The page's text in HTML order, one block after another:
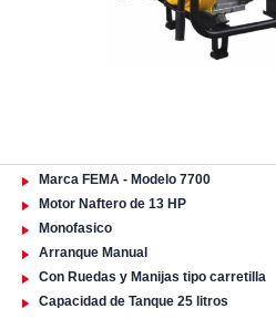
Marca FEMA - Modelo 7700
Motor Naftero de 13 HP
Monofasico
Arranque Manual
Con Ruedas y Manijas tipo carretilla
Capacidad de Tanque 25 litros